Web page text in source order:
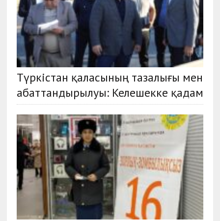
Түркістан қаласының тазалығы мен
абаттандырылуы: Келешекке қадам